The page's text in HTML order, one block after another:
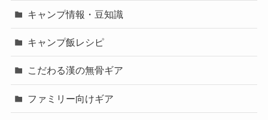
キャンプ情報・豆知識
キャンプ飯レシピ
こだわる漢の無骨ギア
ファミリー向けギア